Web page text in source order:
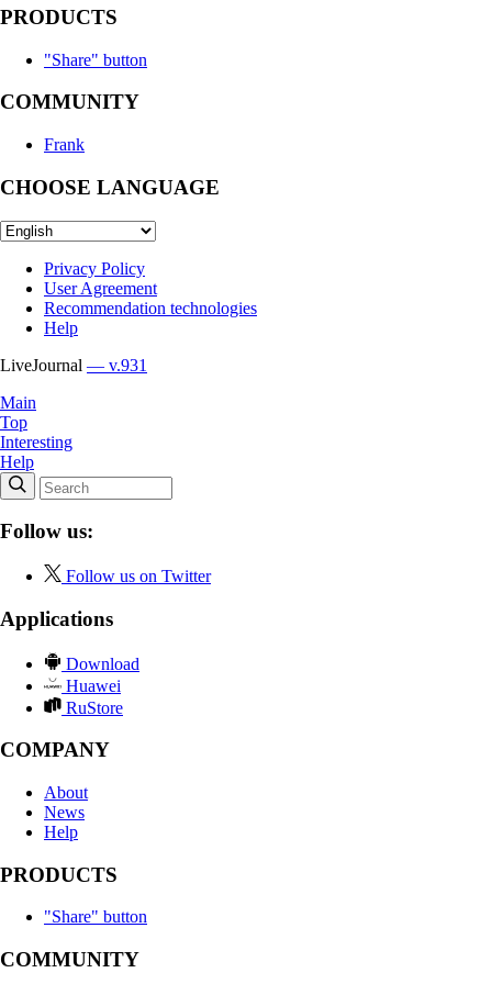
PRODUCTS
"Share" button
COMMUNITY
Frank
CHOOSE LANGUAGE
Privacy Policy
User Agreement
Recommendation technologies
Help
LiveJournal — v.931
Main
Top
Interesting
Help
Follow us:
Follow us on Twitter
Applications
Download
Huawei
RuStore
COMPANY
About
News
Help
PRODUCTS
"Share" button
COMMUNITY